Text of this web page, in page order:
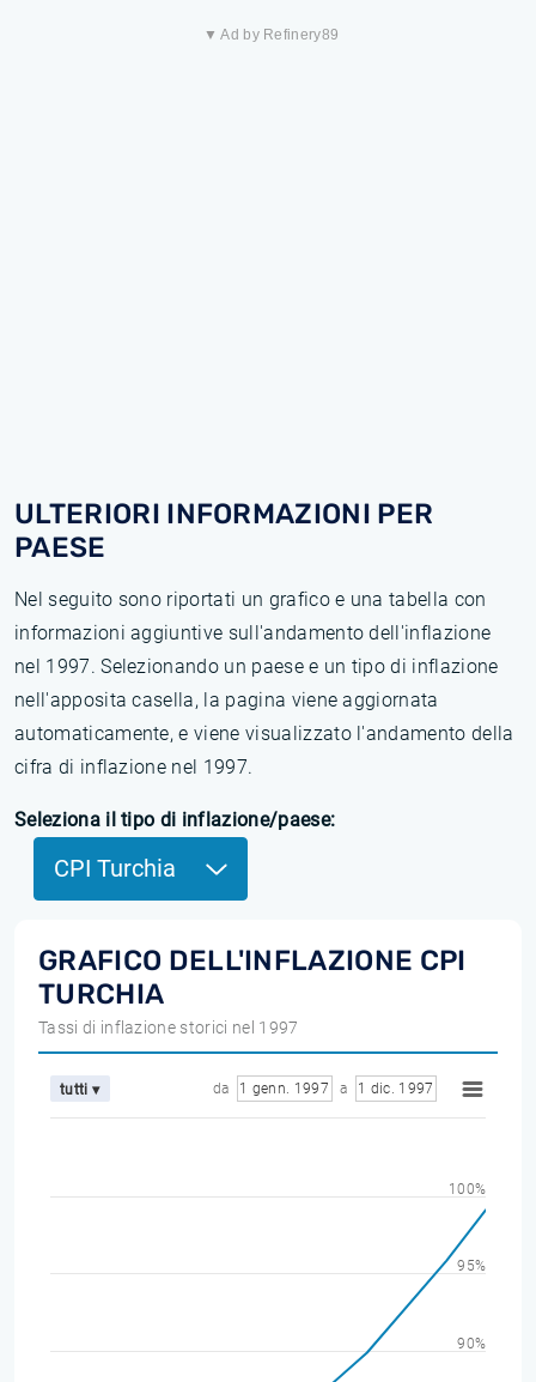
▼ Ad by Refinery89
ULTERIORI INFORMAZIONI PER
PAESE
Nel seguito sono riportati un grafico e una tabella con
informazioni aggiuntive sull'andamento dell'inflazione
nel 1997. Selezionando un paese e un tipo di inflazione
nell'apposita casella, la pagina viene aggiornata
automaticamente, e viene visualizzato l'andamento della
cifra di inflazione nel 1997.
Seleziona il tipo di inflazione/paese:
CPI Turchia
GRAFICO DELL'INFLAZIONE CPI
TURCHIA
Tassi di inflazione storici nel 1997
tutti ▾ da 1 genn. 1997 a 1 dic. 1997
90%
95%
100%